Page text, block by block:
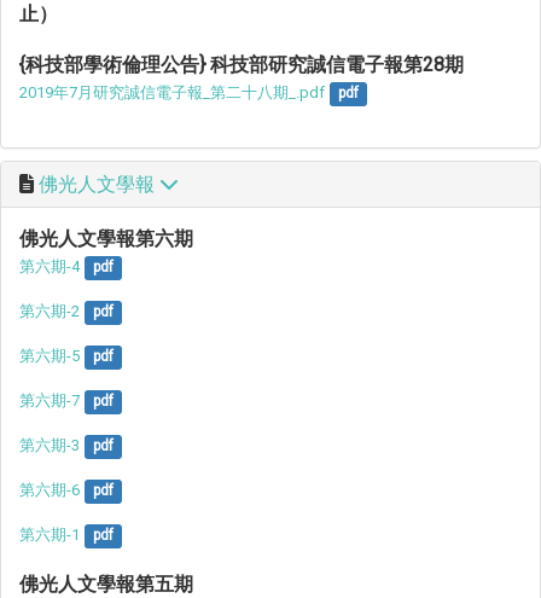
止）
{科技部學術倫理公告} 科技部研究誠信電子報第28期
2019年7月研究誠信電子報_第二十八期_.pdf pdf
佛光人文學報
佛光人文學報第六期
第六期-4 pdf
第六期-2 pdf
第六期-5 pdf
第六期-7 pdf
第六期-3 pdf
第六期-6 pdf
第六期-1 pdf
佛光人文學報第五期